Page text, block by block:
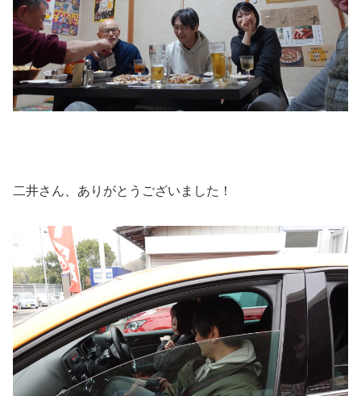
二井さん、ありがとうございました！